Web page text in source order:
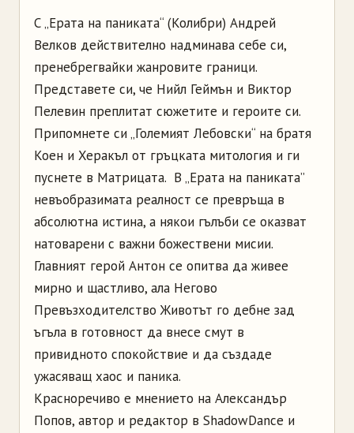
С „Ерата на паниката“ (Колибри) Андрей
Велков действително надминава себе си,
пренебрегвайки жанровите граници.
Представете си, че Нийл Геймън и Виктор
Пелевин преплитат сюжетите и героите си.
Припомнете си „Големият Лебовски“ на братя
Коен и Херакъл от гръцката митология и ги
пуснете в Матрицата. В „Ерата на паниката”
невъобразимата реалност се превръща в
абсолютна истина, а някои гълъби се оказват
натоварени с важни божествени мисии.
Главният герой Антон се опитва да живее
мирно и щастливо, ала Негово
Превъзходителство Животът го дебне зад
ъгъла в готовност да внесе смут в
привидното спокойствие и да създаде
ужасяващ хаос и паника.
Красноречиво е мнението на Александър
Попов, автор и редактор в ShadowDance и